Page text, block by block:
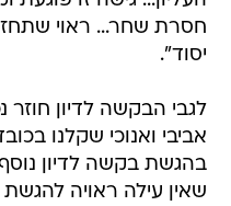
חסרת שחר... ראוי
יסוד".
לגבי הבקשה לדיון
אביבי ואנוכי שקלנו
בהגשת בקשה לדיון
שאין עילה ראויה